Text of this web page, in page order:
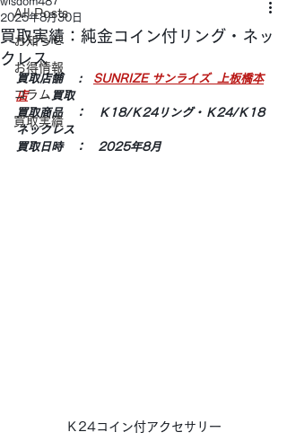
All Posts
お知らせ
お得情報
コラム
買取実績
買取実績：純金コイン付リング・ネッ
クレス
2025年8月30日
買取店舗 　: SUNRIZE サンライズ  上板橋本
店 買取
買取商品　：　Ｋ18/Ｋ24リング・Ｋ24/Ｋ18
ネックレス
買取日時　：　2025年8月
Ｋ24コイン付アクセサリー